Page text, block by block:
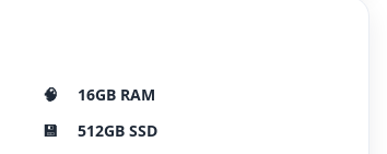
🧠
16GB RAM
💾
512GB SSD